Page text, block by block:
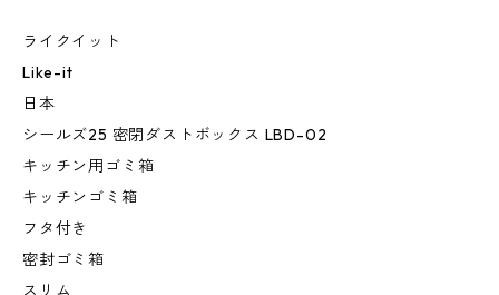
ライクイット
Like-it
日本
シールズ25 密閉ダストボックス LBD-02
キッチン用ゴミ箱
キッチンゴミ箱
フタ付き
密封ゴミ箱
スリム